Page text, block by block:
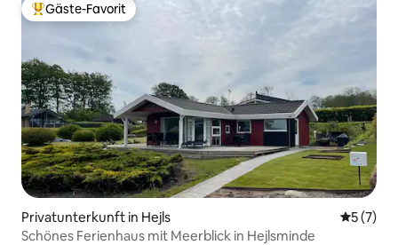
Beliebter Gäste-Favorit.
Gäste-Favorit
Privatunterkunft in Hejls
5 (7)
Schönes Ferienhaus mit Meerblick in Hejlsminde